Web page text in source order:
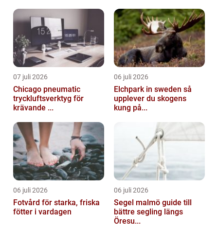
07 juli 2026
Chicago pneumatic
tryckluftsverktyg för
krävande ...
06 juli 2026
Elchpark in sweden så
upplever du skogens
kung på...
06 juli 2026
Fotvård för starka, friska
fötter i vardagen
06 juli 2026
Segel malmö guide till
bättre segling längs
Öresu...